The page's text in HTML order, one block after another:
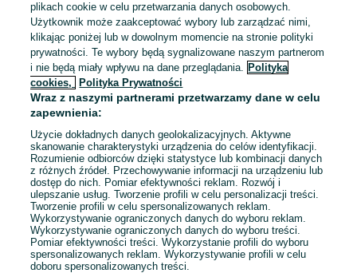
plikach cookie w celu przetwarzania danych osobowych.
Użytkownik może zaakceptować wybory lub zarządzać nimi,
klikając poniżej lub w dowolnym momencie na stronie polityki
prywatności. Te wybory będą sygnalizowane naszym partnerom
i nie będą miały wpływu na dane przeglądania. Polityka
cookies,
Polityka Prywatności
Wraz z naszymi partnerami przetwarzamy dane w celu
zapewnienia:
Użycie dokładnych danych geolokalizacyjnych. Aktywne
skanowanie charakterystyki urządzenia do celów identyfikacji.
Rozumienie odbiorców dzięki statystyce lub kombinacji danych
z różnych źródeł. Przechowywanie informacji na urządzeniu lub
dostęp do nich. Pomiar efektywności reklam. Rozwój i
ulepszanie usług. Tworzenie profili w celu personalizacji treści.
Tworzenie profili w celu spersonalizowanych reklam.
Wykorzystywanie ograniczonych danych do wyboru reklam.
Wykorzystywanie ograniczonych danych do wyboru treści.
Pomiar efektywności treści. Wykorzystanie profili do wyboru
spersonalizowanych reklam. Wykorzystywanie profili w celu
doboru spersonalizowanych treści.